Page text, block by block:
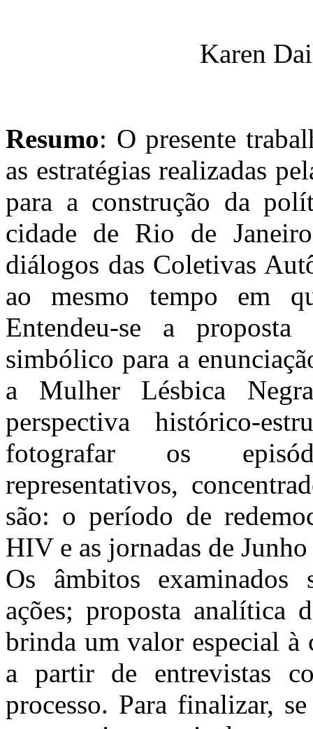
Karen
Resumo: O presente
as estratégias realizadas
para a construção da
cidade de Rio de
diálogos das Coletivas
ao mesmo tempo em
Entendeu-se a
simbólico para a
a Mulher Lésbica
perspectiva histórico-
fotografar os
representativos,
são: o período de
HIV e as jornadas de
Os âmbitos examinados
ações; proposta analítica
brinda um valor especial
a partir de entrevistas
processo. Para finalizar,